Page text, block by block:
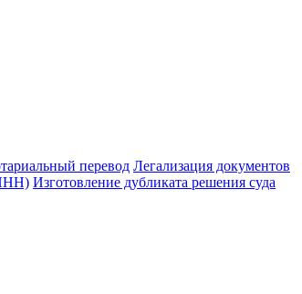
перевод Легализация документов
Изготовление дубликата решения суда